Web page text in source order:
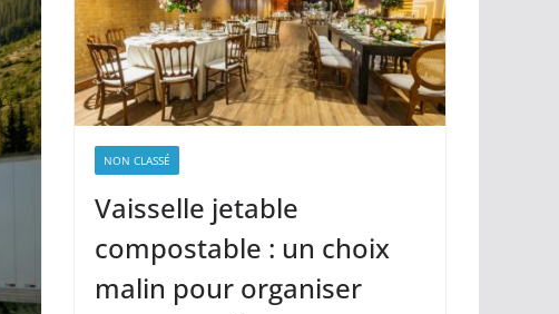
NON CLASSÉ
Vaisselle jetable
compostable : un choix
malin pour organiser